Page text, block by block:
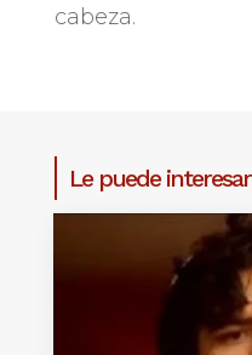
cabeza.
Le puede interesar